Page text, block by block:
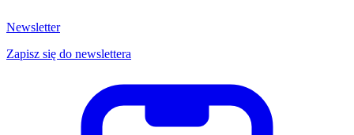
Newsletter
Zapisz się do newslettera